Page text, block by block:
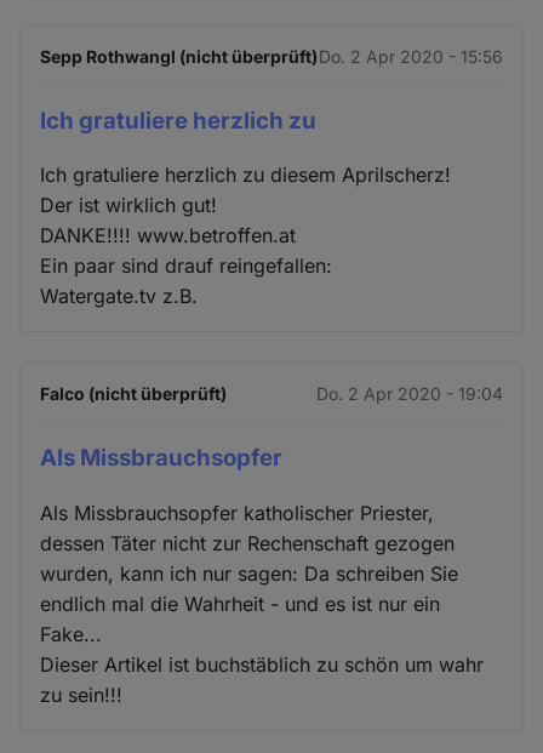
Sepp Rothwangl (nicht überprüft)Do. 2 Apr 2020 - 15:56
Ich gratuliere herzlich zu
Ich gratuliere herzlich zu diesem Aprilscherz!
Der ist wirklich gut!
DANKE!!!! www.betroffen.at
Ein paar sind drauf reingefallen:
Watergate.tv z.B.
Falco (nicht überprüft) Do. 2 Apr 2020 - 19:04
Als Missbrauchsopfer
Als Missbrauchsopfer katholischer Priester,
dessen Täter nicht zur Rechenschaft gezogen
wurden, kann ich nur sagen: Da schreiben Sie
endlich mal die Wahrheit - und es ist nur ein
Fake...
Dieser Artikel ist buchstäblich zu schön um wahr
zu sein!!!